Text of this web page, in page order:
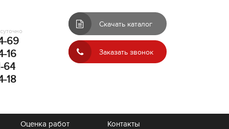
69
16
64
18
Скачать каталог
Заказать звонок
Оценка работ Контакты